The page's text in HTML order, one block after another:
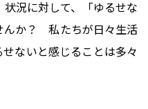
況に対して、「ゆるせな
んか？ 私たちが日々生活
ないと感じることは多々